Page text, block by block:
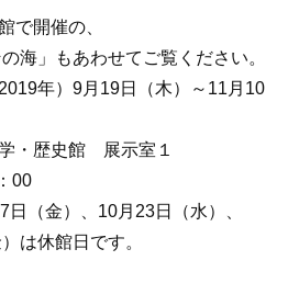
で開催の、
海」もあわせてご覧ください。
年）9月19日（木）～11月10
・歴史館 展示室１
00
金）、10月23日（水）、
休館日です。